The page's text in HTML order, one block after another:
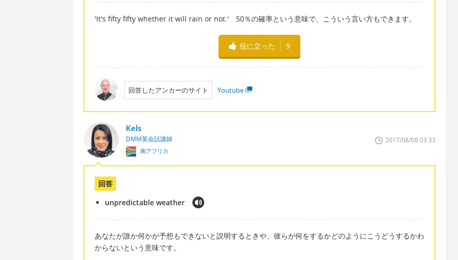
'It's fifty fifty whether it will rain or not.' 50％の確率という意味で、こういう言い方もできます。
役に立った 9
回答したアンカーのサイト Youtube
Kels
DMM英会話講師
南アフリカ
2017/08/08 03:33
回答
unpredictable weather
あなたが誰か何かが予想もできないと説明するときや、彼らが何をするかどのようにこうどうするかわ
からないという意味です。